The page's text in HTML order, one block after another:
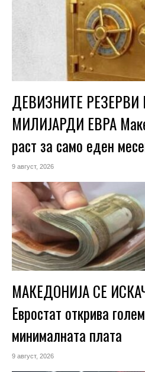
ДЕВИЗНИТЕ РЕЗЕРВИ
МИЛИЈАРДИ ЕВРА
раст за само еден
9 август, 2026
МАКЕДОНИЈА СЕ
Евростат открива
минималната плата
9 август, 2026